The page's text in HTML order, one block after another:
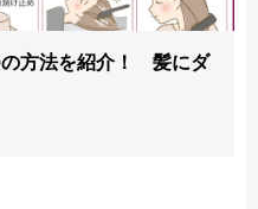
方法を紹介！ 髪にダ